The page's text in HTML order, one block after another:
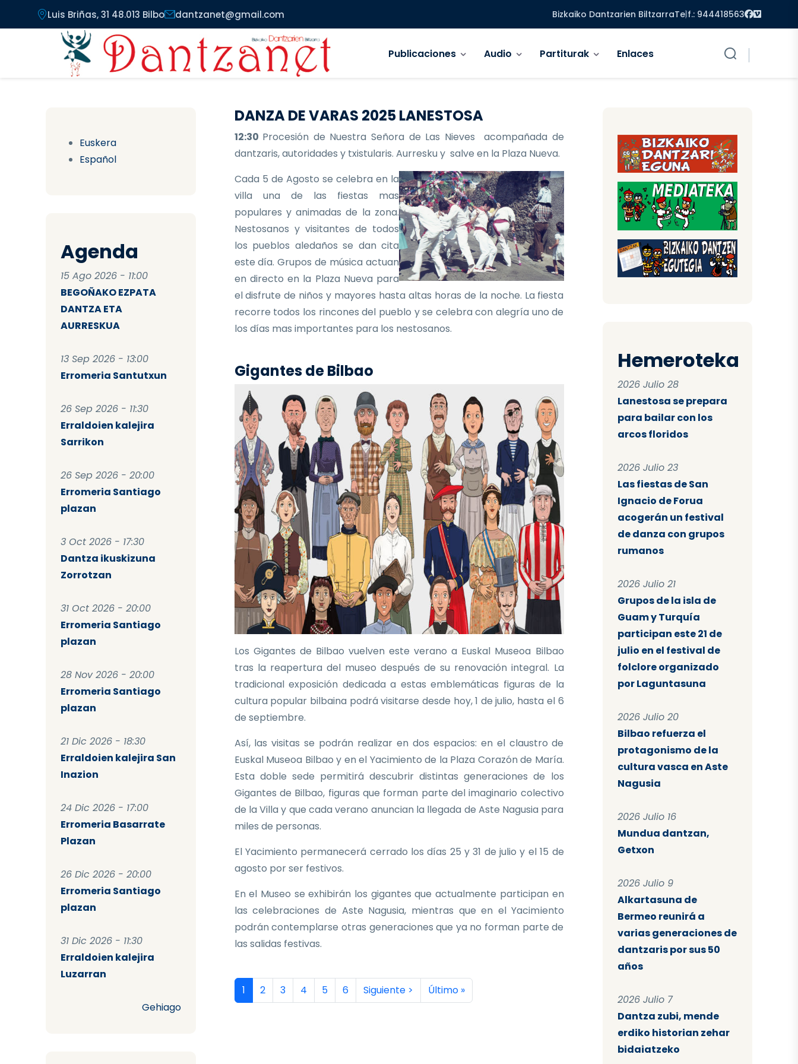
Pasar al contenido principal
Luis Briñas, 31 48.013 Bilbo dantzanet@gmail.com Bizkaiko Dantzarien BiltzarraTelf.: 944418563 Facebook
Vimeo
Publicaciones Audio Partiturak Enlaces
Euskera
Español
Agenda
15 Ago 2026 - 11:00
BEGOÑAKO EZPATA
DANTZA ETA
AURRESKUA
13 Sep 2026 - 13:00
Erromeria Santutxun
26 Sep 2026 - 11:30
Erraldoien kalejira
Sarrikon
26 Sep 2026 - 20:00
Erromeria Santiago
plazan
3 Oct 2026 - 17:30
Dantza ikuskizuna
Zorrotzan
31 Oct 2026 - 20:00
Erromeria Santiago
plazan
28 Nov 2026 - 20:00
Erromeria Santiago
plazan
21 Dic 2026 - 18:30
Erraldoien kalejira San
Inazion
24 Dic 2026 - 17:00
Erromeria Basarrate
Plazan
26 Dic 2026 - 20:00
Erromeria Santiago
plazan
31 Dic 2026 - 11:30
Erraldoien kalejira
Luzarran
Gehiago
DANZA DE VARAS 2025 LANESTOSA
12:30 Procesión de Nuestra Señora de Las Nieves acompañada de
dantzaris, autoridades y txistularis. Aurresku y salve en la Plaza Nueva.
Cada 5 de Agosto se celebra en la
villa una de las fiestas mas
populares y animadas de la zona.
Nestosanos y visitantes de todos
los pueblos aledaños se dan cita
este día. Grupos de música actuan
en directo en la Plaza Nueva para
el disfrute de niños y mayores hasta altas horas de la noche. La fiesta
recorre todos los rincones del pueblo y se celebra con alegría uno de
los días mas importantes para los nestosanos.
Gigantes de Bilbao
Los Gigantes de Bilbao vuelven este verano a Euskal Museoa Bilbao
tras la reapertura del museo después de su renovación integral. La
tradicional exposición dedicada a estas emblemáticas figuras de la
cultura popular bilbaina podrá visitarse desde hoy, 1 de julio, hasta el 6
de septiembre.
Así, las visitas se podrán realizar en dos espacios: en el claustro de
Euskal Museoa Bilbao y en el Yacimiento de la Plaza Corazón de María.
Esta doble sede permitirá descubrir distintas generaciones de los
Gigantes de Bilbao, figuras que forman parte del imaginario colectivo
de la Villa y que cada verano anuncian la llegada de Aste Nagusia para
miles de personas.
El Yacimiento permanecerá cerrado los días 25 y 31 de julio y el 15 de
agosto por ser festivos.
En el Museo se exhibirán los gigantes que actualmente participan en
las celebraciones de Aste Nagusia, mientras que en el Yacimiento
podrán contemplarse otras generaciones que ya no forman parte de
las salidas festivas.
Paginación
Página actual
1 Página
2 Página
3 Página
4 Página
5 Página
6 Siguiente página
Siguiente > Última página
Último »
Hemeroteka
2026 Julio 28
Lanestosa se prepara
para bailar con los
arcos floridos
2026 Julio 23
Las fiestas de San
Ignacio de Forua
acogerán un festival
de danza con grupos
rumanos
2026 Julio 21
Grupos de la isla de
Guam y Turquía
participan este 21 de
julio en el festival de
folclore organizado
por Laguntasuna
2026 Julio 20
Bilbao refuerza el
protagonismo de la
cultura vasca en Aste
Nagusia
2026 Julio 16
Mundua dantzan,
Getxon
2026 Julio 9
Alkartasuna de
Bermeo reunirá a
varias generaciones de
dantzaris por sus 50
años
2026 Julio 7
Dantza zubi, mende
erdiko historian zehar
bidaiatzeko